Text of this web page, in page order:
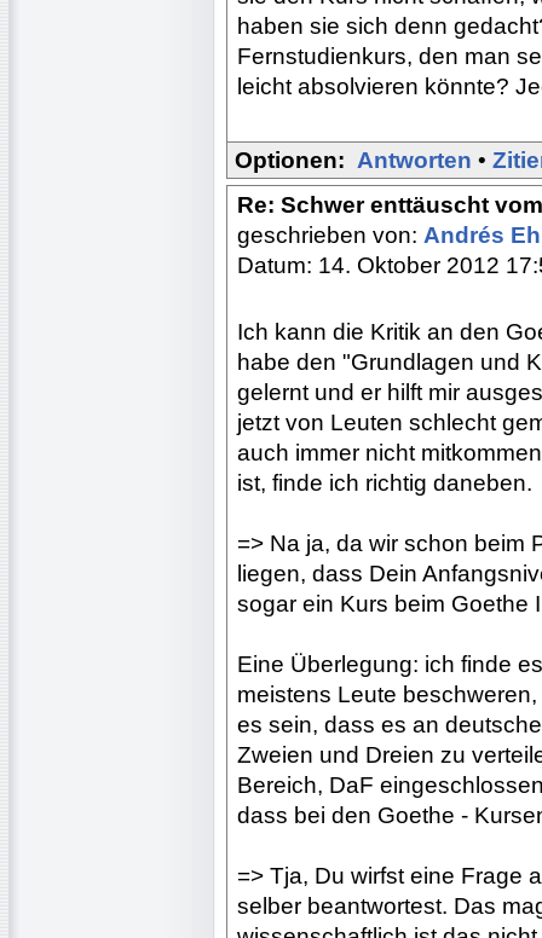
haben sie sich denn
Fernstudienkurs, den man
leicht absolvieren könnte?
Optionen: Antworten •
Re: Schwer enttäuscht
geschrieben von: Andrés
Datum: 14. Oktober 2012
Ich kann die Kritik an den
habe den "Grundlagen und
gelernt und er hilft mir
jetzt von Leuten schlecht
auch immer nicht
ist, finde ich richtig daneben.
=> Na ja, da wir schon beim
liegen, dass Dein
sogar ein Kurs beim Goethe
Eine Überlegung: ich finde
meistens Leute
es sein, dass es an
Zweien und Dreien zu
Bereich, DaF
dass bei den Goethe -
=> Tja, Du wirfst eine Frage
selber beantwortest. Das